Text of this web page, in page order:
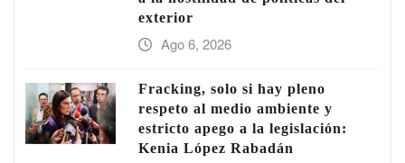
exterior
Ago 6, 2026
Fracking, solo si hay pleno
respeto al medio ambiente y
estricto apego a la legislación:
Kenia López Rabadán